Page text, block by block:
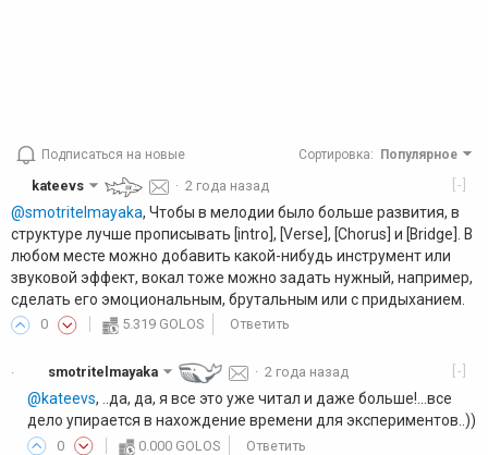
Подписаться на новые Сортировка: Популярное
[-]
kateevs · 2 года назад
@smotritelmayaka, Чтобы в мелодии было больше развития, в
структуре лучше прописывать [intro], [Verse], [Chorus] и [Bridge]. В
любом месте можно добавить какой-нибудь инструмент или
звуковой эффект, вокал тоже можно задать нужный, например,
сделать его эмоциональным, брутальным или с придыханием.
0 5.319 GOLOS Ответить
· [-]
smotritelmayaka · 2 года назад
@kateevs, ..да, да, я все это уже читал и даже больше!...все
дело упирается в нахождение времени для экспериментов..))
0 0.000 GOLOS Ответить